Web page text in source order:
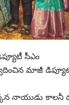
సీఎం
డిప్యూటీ
దరి ఉన్న